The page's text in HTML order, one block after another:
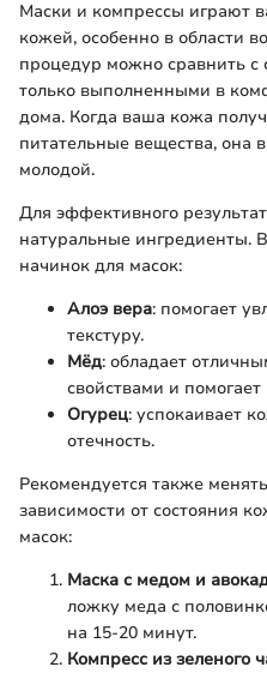
Маски и компрессы играют
кожей, особенно в области
процедур можно сравнить
только выполненными в
дома. Когда ваша кожа
питательные вещества, она
молодой.
Для эффективного
натуральные ингредиенты.
начинок для масок:
Алоэ вера: помогает
текстуру.
Мёд: обладает
свойствами и помогает
Огурец: успокаивает
отечность.
Рекомендуется также
зависимости от состояния
масок:
Маска с медом и
ложку меда с
на 15-20 минут.
Компресс из зеленого